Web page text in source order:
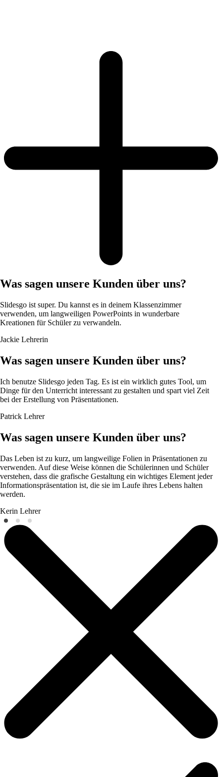
Was sagen unsere Kunden über uns?
Slidesgo ist super. Du kannst es in deinem Klassenzimmer
verwenden, um langweiligen PowerPoints in wunderbare
Kreationen für Schüler zu verwandeln.
Jackie Lehrerin
Was sagen unsere Kunden über uns?
Ich benutze Slidesgo jeden Tag. Es ist ein wirklich gutes Tool, um
Dinge für den Unterricht interessant zu gestalten und spart viel Zeit
bei der Erstellung von Präsentationen.
Patrick Lehrer
Was sagen unsere Kunden über uns?
Das Leben ist zu kurz, um langweilige Folien in Präsentationen zu
verwenden. Auf diese Weise können die Schülerinnen und Schüler
verstehen, dass die grafische Gestaltung ein wichtiges Element jeder
Informationspräsentation ist, die sie im Laufe ihres Lebens halten
werden.
Kerin Lehrer